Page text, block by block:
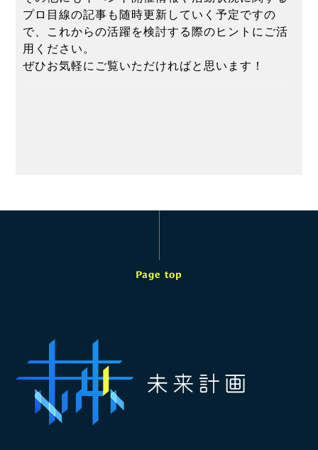
プロ目線の記事も随時更新していく予定ですの
で、これからの活躍を検討する際のヒントにご活
用ください。
ぜひお気軽にご覧いただければと思います！
Page top